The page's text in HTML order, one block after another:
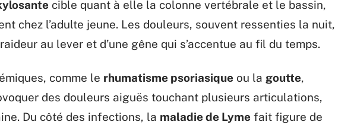
cible quant à elle la colonne vertébrale et le bassin,
chez l’adulte jeune. Les douleurs, souvent ressenties la nuit,
au lever et d’une gêne qui s’accentue au fil du temps.
comme le rhumatisme psoriasique ou la goutte,
des douleurs aiguës touchant plusieurs articulations,
Du côté des infections, la maladie de Lyme fait figure de